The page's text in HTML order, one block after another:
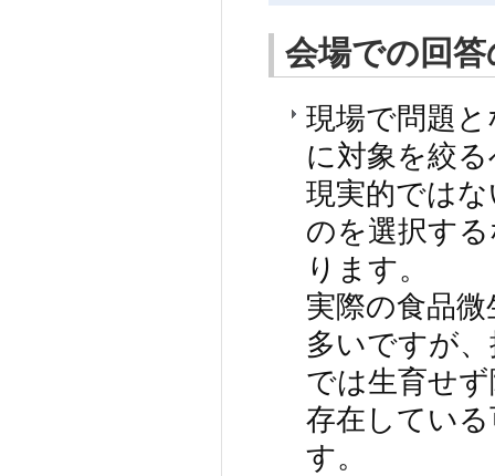
会場での回答
現場で問題
に対象を絞
現実的では
のを選択す
ります。
実際の食品
多いですが
では生育せ
存在してい
す。